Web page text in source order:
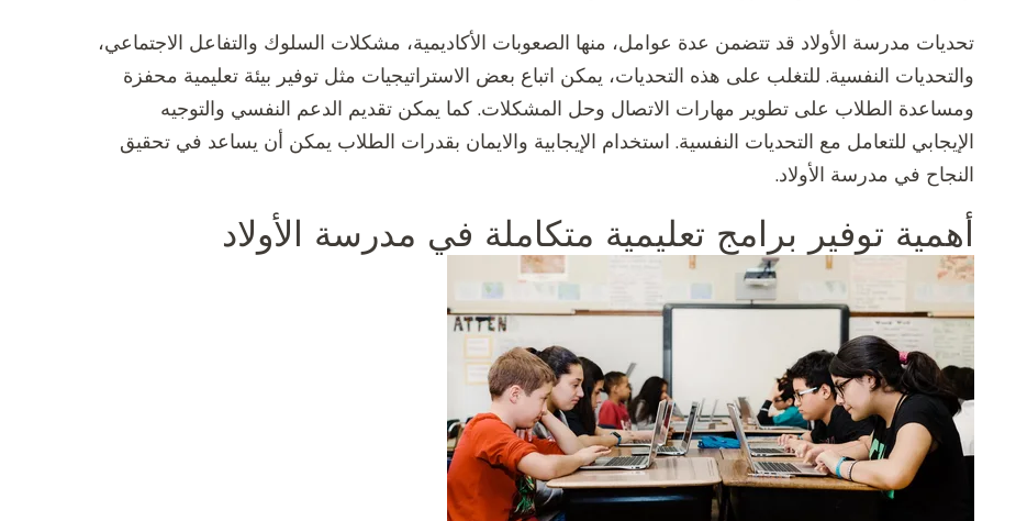
تحديات مدرسة الأولاد قد تتضمن عدة عوامل، منها الصعوبات الأكاديمية، مشكلات السلوك والتفاعل الاجتماعي،
والتحديات النفسية. للتغلب على هذه التحديات، يمكن اتباع بعض الاستراتيجيات مثل توفير بيئة تعليمية محفزة
ومساعدة الطلاب على تطوير مهارات الاتصال وحل المشكلات. كما يمكن تقديم الدعم النفسي والتوجيه
الإيجابي للتعامل مع التحديات النفسية. استخدام الإيجابية والايمان بقدرات الطلاب يمكن أن يساعد في تحقيق
النجاح في مدرسة الأولاد.
أهمية توفير برامج تعليمية متكاملة في مدرسة الأولاد